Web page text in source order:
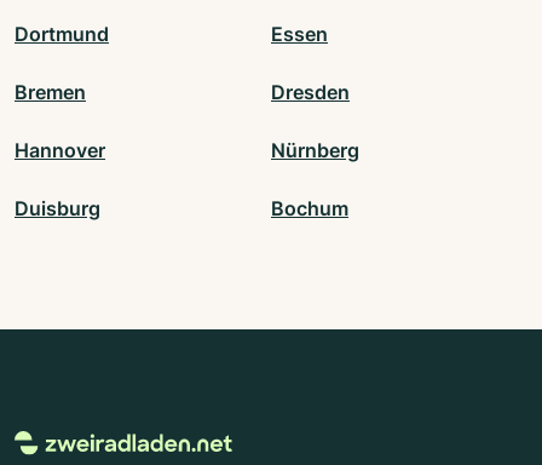
Dortmund Essen
Bremen Dresden
Hannover Nürnberg
Duisburg Bochum